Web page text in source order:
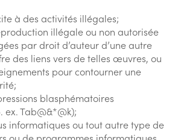
à des activités illégales;
illégale ou non autorisée
par droit d’auteur d’une autre
des liens vers de telles œuvres, ou
pour contourner une
blasphématoires
ex. Tab@&*@k);
informatiques ou tout autre type de